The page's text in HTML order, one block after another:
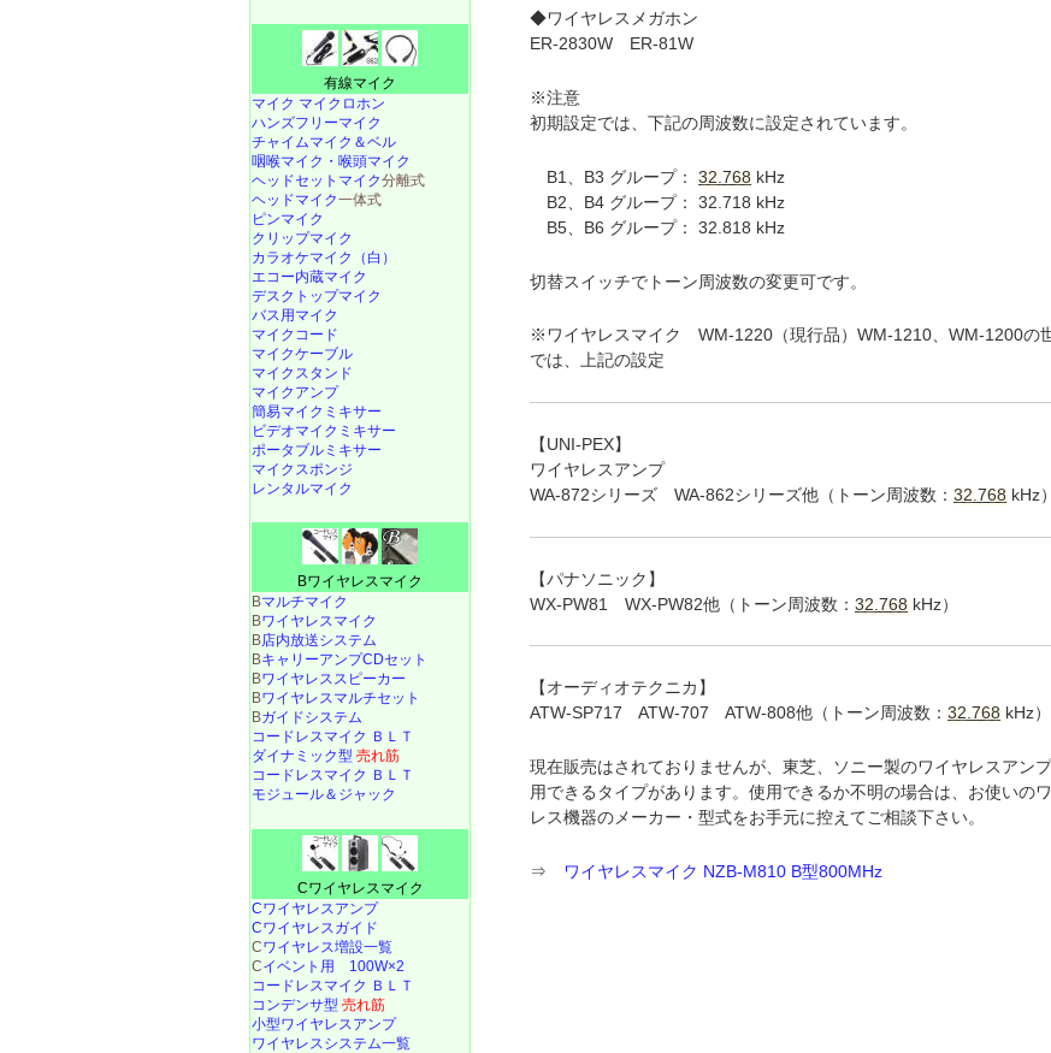
◆ワイヤレスメガホン
ER-2830W ER-81W
※注意
初期設定では、下記の周波数に設定されています。
B1、B3 グループ：32.768kHz
B2、B4 グループ： 32.718 kHz
B5、B6 グループ： 32.818 kHz
切替スイッチでトーン周波数の変更可です。
※ワイヤレスマイク WM-1220（現行品）WM-1210、WM-1200の
では、上記の設定
【UNI-PEX】
ワイヤレスアンプ
WA-872シリーズ WA-862シリーズ他（トーン周波数：32.768kHz）
【パナソニック】
WX-PW81 WX-PW82他（トーン周波数：32.768kHz）
【オーディオテクニカ】
ATW-SP717 ATW-707 ATW-808他（トーン周波数：32.768kHz）
現在販売はされておりませんが、東芝、ソニー製のワイヤレスアン
用できるタイプがあります。使用できるか不明の場合は、お使いの
レス機器のメーカー・型式をお手元に控えてご相談下さい。
⇒ ワイヤレスマイク NZB-M810 B型800MHz
有線マイク
マイク マイクロホン
ハンズフリーマイク
チャイムマイク＆ベル
咽喉マイク・喉頭マイク
ヘッドセットマイク分離式
ヘッドマイク一体式
ピンマイク
クリップマイク
カラオケマイク（白）
エコー内蔵マイク
デスクトップマイク
バス用マイク
マイクコード
マイクケーブル
マイクスタンド
マイクアンプ
簡易マイクミキサー
ビデオマイクミキサー
ポータブルミキサー
マイクスポンジ
レンタルマイク
Bワイヤレスマイク
Bマルチマイク
Bワイヤレスマイク
B店内放送システム
BキャリーアンプCDセット
Bワイヤレススピーカー
Bワイヤレスマルチセット
Bガイドシステム
コードレスマイク ＢＬＴ
ダイナミック型 売れ筋
コードレスマイク ＢＬＴ
モジュール＆ジャック
Cワイヤレスマイク
Cワイヤレスアンプ
Cワイヤレスガイド
Cワイヤレス増設一覧
Cイベント用 100W×2
コードレスマイク ＢＬＴ
コンデンサ型 売れ筋
小型ワイヤレスアンプ
ワイヤレスシステム一覧